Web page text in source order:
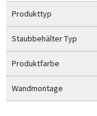
Produkttyp
Staubbehälter Typ
Produktfarbe
Wandmontage